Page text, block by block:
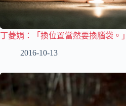
丁菱娟：「換位置當然要換腦袋。」
2016-10-13